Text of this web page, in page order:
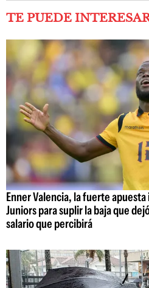
TE PUEDE
Enner Valencia, la fuerte
Juniors para suplir la baja que
salario que percibirá